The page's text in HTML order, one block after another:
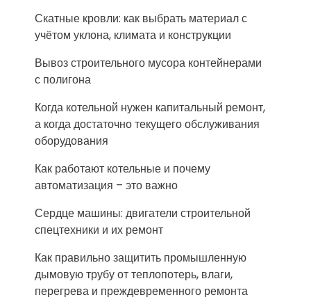
Скатные кровли: как выбрать материал с
учётом уклона, климата и конструкции
Вывоз строительного мусора контейнерами
с полигона
Когда котельной нужен капитальный ремонт,
а когда достаточно текущего обслуживания
оборудования
Как работают котельные и почему
автоматизация – это важно
Сердце машины: двигатели строительной
спецтехники и их ремонт
Как правильно защитить промышленную
дымовую трубу от теплопотерь, влаги,
перегрева и преждевременного ремонта